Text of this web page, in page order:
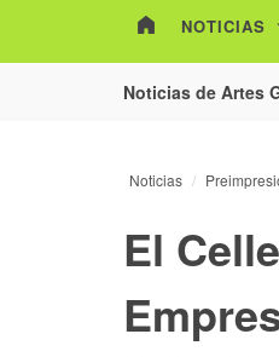
NOTICIAS
Noticias de Artes
de envases con un nuevo
Noticias
El